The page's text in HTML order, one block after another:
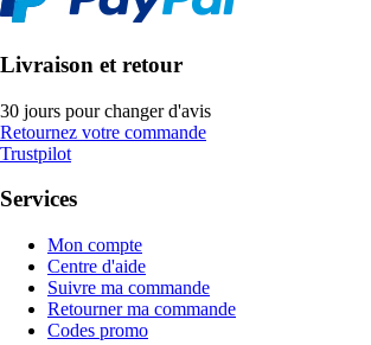
Livraison et retour
30 jours pour changer d'avis
Retournez votre commande
Trustpilot
Services
Mon compte
Centre d'aide
Suivre ma commande
Retourner ma commande
Codes promo